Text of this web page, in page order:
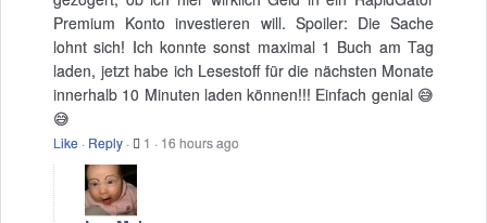
Premium Konto investieren will. Spoiler: Die Sache
lohnt sich! Ich konnte sonst maximal 1 Buch am Tag
laden, jetzt habe ich Lesestoff für die nächsten Monate
innerhalb 10 Minuten laden können!!! Einfach genial 😅
😅
Like · Reply · 1 · 16 hours ago